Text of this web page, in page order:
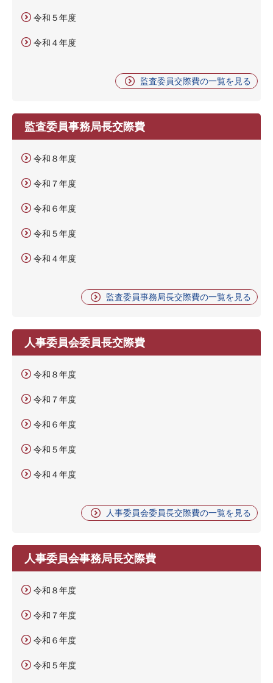
令和５年度
令和４年度
監査委員交際費の一覧を見る
監査委員事務局長交際費
令和８年度
令和７年度
令和６年度
令和５年度
令和４年度
監査委員事務局長交際費の一覧を見る
人事委員会委員長交際費
令和８年度
令和７年度
令和６年度
令和５年度
令和４年度
人事委員会委員長交際費の一覧を見る
人事委員会事務局長交際費
令和８年度
令和７年度
令和６年度
令和５年度